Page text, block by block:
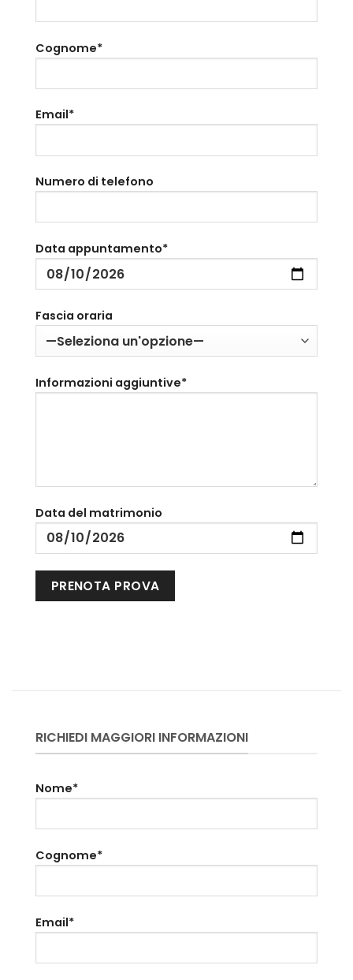
Cognome*
Email*
Numero di telefono
Data appuntamento*
Fascia oraria
Informazioni aggiuntive*
Data del matrimonio
RICHIEDI MAGGIORI INFORMAZIONI
Nome*
Cognome*
Email*